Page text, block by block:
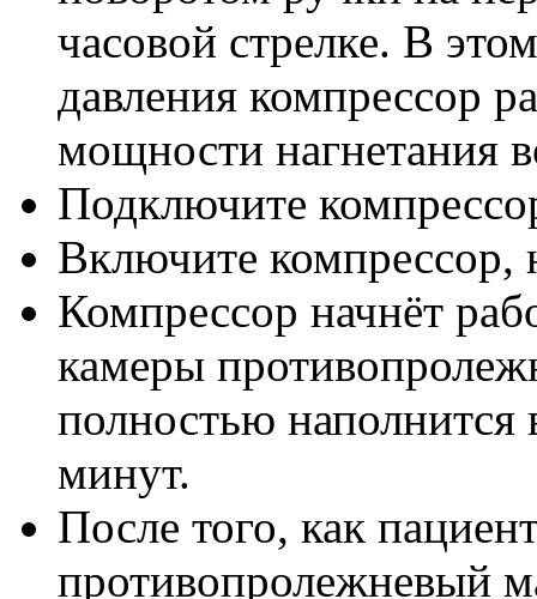
часовой стрелке. В
давления компрессор
мощности нагнетания
Подключите
Включите
Компрессор начнёт
камеры
полностью наполнится
минут.
После того, как
противопролежневый